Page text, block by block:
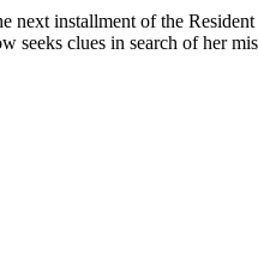
next installment of the
clues in search of her